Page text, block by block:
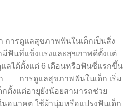
การดูแลสุขภาพฟันในเด็กเป็นสิ่ง
มีฟันที่แข็งแรงและสุขภาพดีตั้งแต่
แลได้ตั้งแต่ 6 เดือนหรือฟันซี่แรกขึ้น
การดูแลสุขภาพฟันในเด็ก เริ่ม
ตั้งแต่อายุยังน้อยสามารถช่วย
อนาคต ใช้ผ้านุ่มหรือแปรงฟันเด็ก